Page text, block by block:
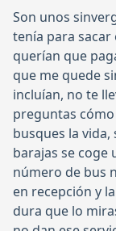
Son unos
tenía para
querían que
que me quede
incluían, no te
preguntas
busques la vida,
barajas se coge
número de bus
en recepción y
dura que lo